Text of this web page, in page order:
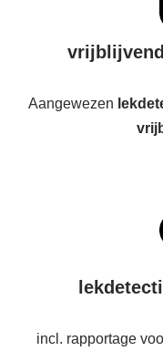
Aangewezen
incl. rapportage